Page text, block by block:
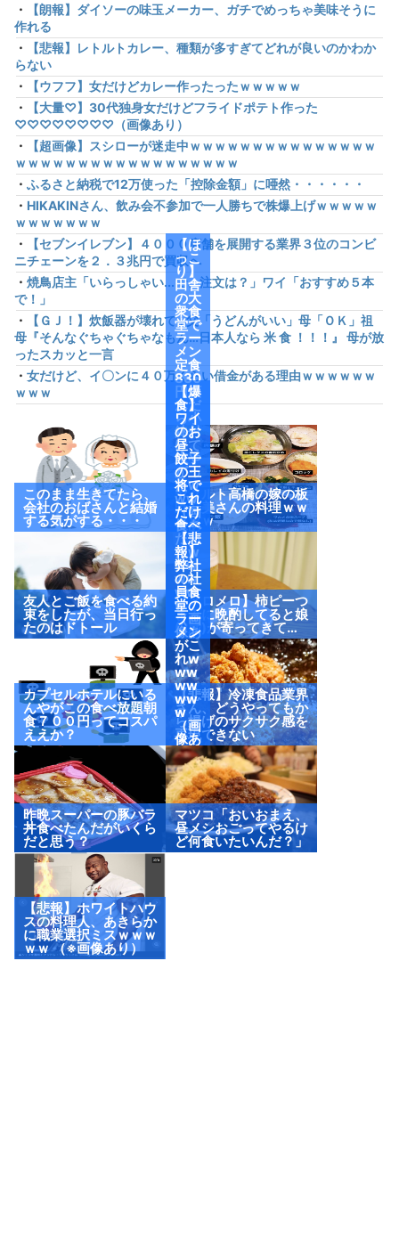
・
【朗報】ダイソーの味玉メーカー、ガチでめっちゃ美味そうに
作れる
・
【悲報】レトルトカレー、種類が多すぎてどれが良いのかわか
らない
・
【ウフフ】女だけどカレー作ったったｗｗｗｗｗ
・
【大量♡】30代独身女だけどフライドポテト作った
♡♡♡♡♡♡♡♡（画像あり）
・
【超画像】スシローが迷走中ｗｗｗｗｗｗｗｗｗｗｗｗｗｗｗ
ｗｗｗｗｗｗｗｗｗｗｗｗｗｗｗｗｗｗ
・ ふるさと納税で12万使った「控除金額」に唖然・・・・・・
・ HIKAKINさん、飲み会不参加で一人勝ちで株爆上げｗｗｗｗｗ
ｗｗｗｗｗｗｗ
・
【セブンイレブン】４０００店舗を展開する業界３位のコンビ
ニチェーンを２．３兆円で買収へ
・ 焼鳥店主「いらっしゃい...で、注文は？」ワイ「おすすめ５本
で！」
・
【ＧＪ！】炊飯器が壊れて…父「うどんがいい」母「ＯＫ」祖
母『そんなぐちゃぐちゃなもん…日本人なら 米 食 ！！！』 母が放
ったスカッと一言
・ 女だけど、イ〇ンに４０万くらい借金がある理由ｗｗｗｗｗｗ
ｗｗｗ
このまま生きてたら、
会社のおばさんと結婚
する気がする・・・
ヤクルト高橋の嫁の板
野友美さんの料理ｗｗ
ｗｗｗ
友人とご飯を食べる約
束をしたが、当日行っ
たのはドトール
【ほ
っこ
り】
田舎
の大
衆食
堂で
ラー
メン
定食
830
円頼
んだ
ら小
鉢付
けて
来や
がっ
たw
ww
（画
像あ
り）
【メロメロ】柿ピーつ
まみに晩酌してると娘
(2歳)が寄ってきて…
カプセルホテルにいる
んやがこの食べ放題朝
食７００円ってコスパ
ええか？
【爆
食】
ワイ
のお
昼、
餃子
の王
将で
これ
だけ
食べ
たっ
たw
ww
ww
ww
w
（画
像あ
り）
【悲報】冷凍食品業界
さん、どうやってもか
ら揚げのサクサク感を
再現できない
昨晩スーパーの豚バラ
丼食べたんだがいくら
だと思う？
【悲
報】
弊社
の社
員食
堂の
ラー
メン
がこ
れw
ww
ww
ww
w
（画
像あ
り）
マツコ「おいおまえ、
昼メシおごってやるけ
ど何食いたいんだ？」
【悲報】ホワイトハウ
スの料理人、あきらか
に職業選択ミスｗｗｗ
ｗｗ （※画像あり）